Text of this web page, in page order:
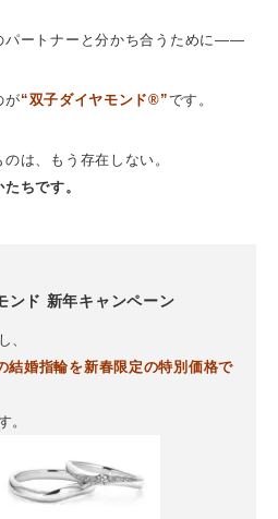
パートナーと分かち合うために——
が“双子ダイヤモンド®”です。
は、もう存在しない。
ちです。
ンド 新年キャンペーン
、
結婚指輪を新春限定の特別価格で
。